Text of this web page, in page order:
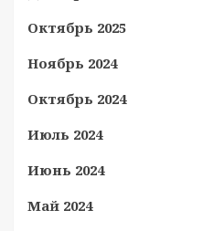
Октябрь 2025
Ноябрь 2024
Октябрь 2024
Июль 2024
Июнь 2024
Май 2024